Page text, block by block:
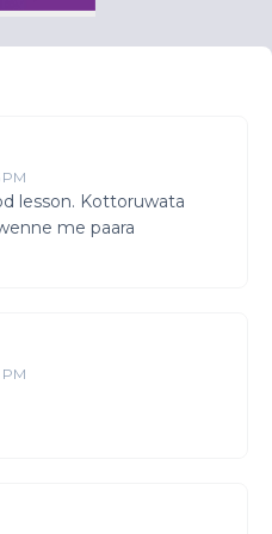
lesson. Kottoruwata
me paara